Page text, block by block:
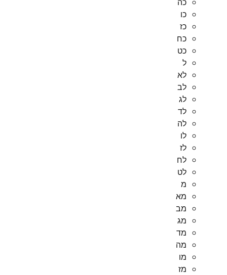
כו
כז
כח
כט
ל
לא
לב
לג
לד
לה
לו
לז
לח
לט
מ
מא
מב
מג
מד
מה
מו
מז